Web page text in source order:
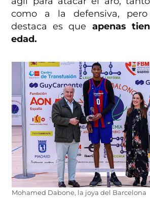
como a la defensiva,
destaca es que apenas
edad.
Mohamed Dabone, la joya del Barcelona